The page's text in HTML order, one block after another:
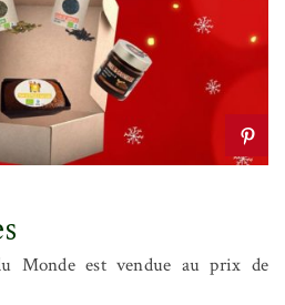
Monde est vendue au prix de